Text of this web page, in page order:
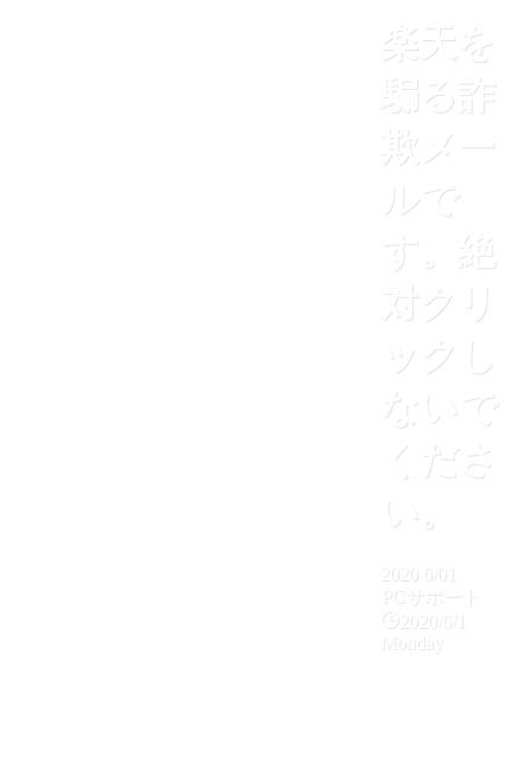
楽天を
騙る詐
欺メー
ルで
す。絶
対クリ
ックし
ないで
くださ
い。
2020
6/01
PCサポート
2020/6/1
Monday